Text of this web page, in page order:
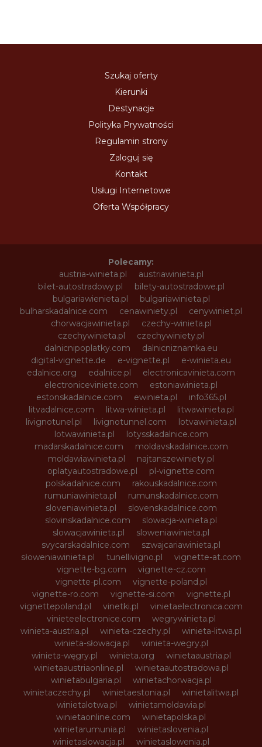
Szukaj oferty
Kierunki
Destynacje
Polityka Prywatności
Regulamin strony
Zaloguj się
Kontakt
Usługi Internetowe
Oferta Współpracy
Polecamy:
austria-winieta.pl
austriawinieta.pl
bilet-autostradowy.pl
bilety-autostradowe.pl
bulgariawienieta.pl
bulgariawinieta.pl
bulharskadalnice.com
cenawiniety.pl
cenywiniet.pl
chorwacjawinieta.pl
czechy-winieta.pl
czechywinieta.pl
czechywiniety.pl
dalnicnipoplatky.com
dalnicniznamka.eu
digital-vignette.de
e-vignette.pl
e-winieta.eu
edalnice.org
edalnice.pl
electronicavinieta.com
electroniceviniete.com
estoniawinieta.pl
estonskadalnice.com
ewinieta.pl
info365.pl
litvadalnice.com
litwa-winieta.pl
litwawinieta.pl
livignotunel.pl
livignotunnel.com
lotvawinieta.pl
lotwawinieta.pl
lotysskadalnice.com
madarskadalnice.com
moldavskadalnice.com
moldawiawinieta.pl
najtanszewiniety.pl
oplatyautostradowe.pl
pl-vignette.com
polskadalnice.com
rakouskadalnice.com
rumuniawinieta.pl
rumunskadalnice.com
sloveniawinieta.pl
slovenskadalnice.com
slovinskadalnice.com
slowacja-winieta.pl
slowacjawinieta.pl
sloweniawinieta.pl
svycarskadalnice.com
szwajcariawinieta.pl
słoweniawinieta.pl
tunellivigno.pl
vignette-at.com
vignette-bg.com
vignette-cz.com
vignette-pl.com
vignette-poland.pl
vignette-ro.com
vignette-si.com
vignette.pl
vignettepoland.pl
vinetki.pl
vinietaelectronica.com
vinieteelectronice.com
wegrywinieta.pl
winieta-austria.pl
winieta-czechy.pl
winieta-litwa.pl
winieta-słowacja.pl
winieta-wegry.pl
winieta-węgry.pl
winieta.org
winietaaustria.pl
winietaaustriaonline.pl
winietaautostradowa.pl
winietabulgaria.pl
winietachorwacja.pl
winietaczechy.pl
winietaestonia.pl
winietalitwa.pl
winietalotwa.pl
winietamoldawia.pl
winietaonline.com
winietapolska.pl
winietarumunia.pl
winietaslovenia.pl
winietaslowacja.pl
winietaslowenia.pl